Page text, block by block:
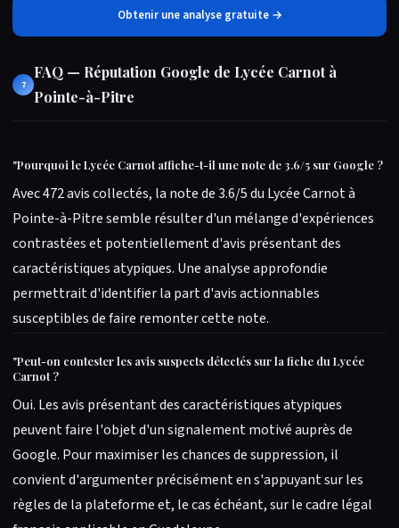
Obtenir une analyse gratuite →
7
FAQ — Réputation Google de Lycée Carnot à
Pointe-à-Pitre
"Pourquoi le Lycée Carnot affiche-t-il une note de 3.6/5 sur Google ?
Avec 472 avis collectés, la note de 3.6/5 du Lycée Carnot à
Pointe-à-Pitre semble résulter d'un mélange d'expériences
contrastées et potentiellement d'avis présentant des
caractéristiques atypiques. Une analyse approfondie
permettrait d'identifier la part d'avis actionnables
susceptibles de faire remonter cette note.
"Peut-on contester les avis suspects détectés sur la fiche du Lycée
Carnot ?
Oui. Les avis présentant des caractéristiques atypiques
peuvent faire l'objet d'un signalement motivé auprès de
Google. Pour maximiser les chances de suppression, il
convient d'argumenter précisément en s'appuyant sur les
règles de la plateforme et, le cas échéant, sur le cadre légal